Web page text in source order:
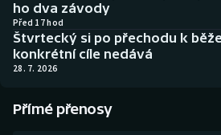
Boby a skeleton
Box
Curling
AZ kvíz
ho dva závody
Před 17 hod
Štvrtecký si po přechodu k
konkrétní cíle nedává
28. 7. 2026
Přímé přenosy